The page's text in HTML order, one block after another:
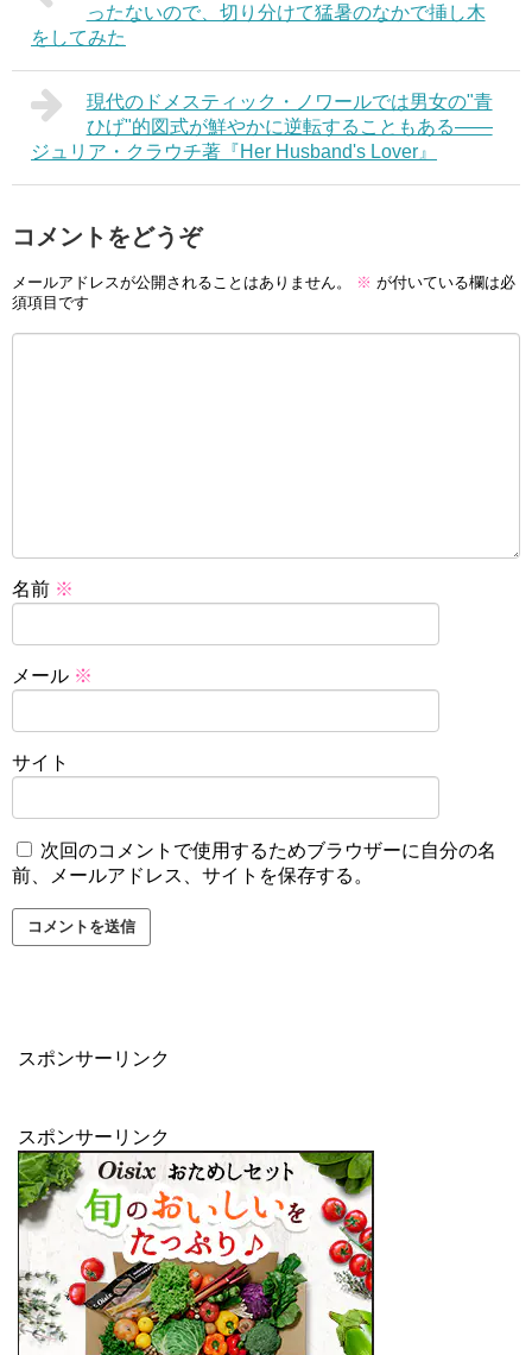
ったないので、切り分けて猛暑のなかで挿し木
をしてみた
現代のドメスティック・ノワールでは男女の"青
ひげ"的図式が鮮やかに逆転することもある――
ジュリア・クラウチ著『Her Husband's Lover』
コメントをどうぞ
メールアドレスが公開されることはありません。 ※ が付いている欄は必
須項目です
名前 ※
メール ※
サイト
次回のコメントで使用するためブラウザーに自分の名
前、メールアドレス、サイトを保存する。
スポンサーリンク
スポンサーリンク